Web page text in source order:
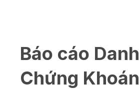
Báo cáo
Chứng